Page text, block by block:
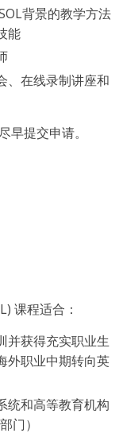
背景的教学方法
能
、在线录制讲座和
提交申请。
课程适合：
并获得充实职业生
外职业中期转向英
统和高等教育机构
门）